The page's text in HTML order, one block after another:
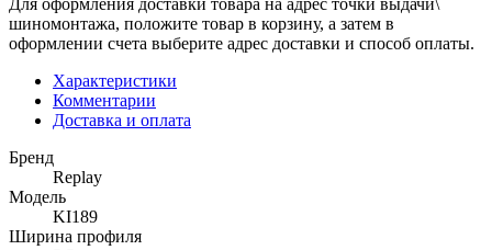
шиномонтажа, положите товар в корзину, а затем в
оформлении счета выберите адрес доставки и способ оплаты.
Характеристики
Комментарии
Доставка и оплата
Бренд
Replay
Модель
KI189
Ширина профиля